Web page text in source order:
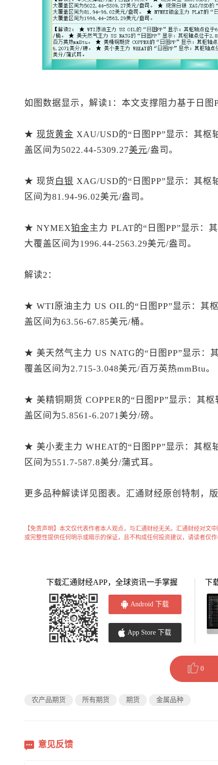
如图数据显示，解读1：本文支撑阻力基于日图
★ 现货黄金 XAU/USD的“日图PP”显示：其枢
盖区间为5022.44-5309.27美元/盎司。
★ 现货 白银 XAG/USD的“日图PP”显示：其
区间为81.94-96.02美元/盎司。
★ NYMEX铂金主力 PLAT的“日图PP”显示：
大覆盖区间为1996.44-2563.29美元/盎司。
解读2：
★ WTI原油主力 US OIL的“日图PP”显示：其
盖区间为63.56-67.85美元/桶。
★ 美天然气主力 US NATG的“日图PP”显示：
覆盖区间为2.715-3.048美元/百万英热mmBtu。
★ 美精铜期货 COPPER的“日图PP”显示：其
盖区间为5.8561-6.2071美分/磅。
★ 美小麦主力 WHEAT的“日图PP”显示：其枢
区间为551.7-587.8美分/蒲式耳。
更多品种解读详见图表。汇通财经原创特制，
【免责声明】本文仅代表作者本人观点，与汇通财经无关。汇通财经对文
或完整性提供任何明示或暗示的保证，且不构成任何投资建议，请读者仅
下载汇通财经APP，全球资讯一手掌握
Android 下载
App Store 下载
下
0
农产品期货 所有期货 期货 金属品种
意见反馈